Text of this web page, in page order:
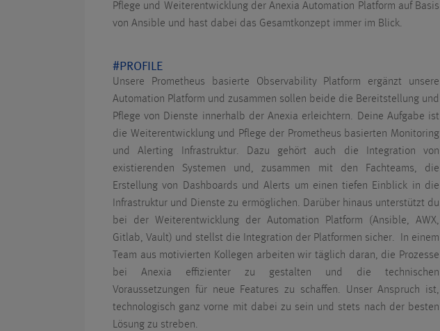
Pflege und Weiterentwicklung der Anexia Automation Platform auf Basis
von Ansible und hast dabei das Gesamtkonzept immer im Blick.
#PROFILE
Unsere Prometheus basierte Observability Platform ergänzt unsere
Automation Platform und zusammen sollen beide die Bereitstellung und
Pflege von Dienste innerhalb der Anexia erleichtern. Deine Aufgabe ist
die Weiterentwicklung und Pflege der Prometheus basierten Monitoring
und Alerting Infrastruktur. Dazu gehört auch die Integration von
existierenden Systemen und, zusammen mit den Fachteams, die
Erstellung von Dashboards und Alerts um einen tiefen Einblick in die
Infrastruktur und Dienste zu ermöglichen. Darüber hinaus unterstützt du
bei der Weiterentwicklung der Automation Platform (Ansible, AWX,
Gitlab, Vault) und stellst die Integration der Platformen sicher. In einem
Team aus motivierten Kollegen arbeiten wir täglich daran, die Prozesse
bei Anexia effizienter zu gestalten und die technischen
Voraussetzungen für neue Features zu schaffen. Unser Anspruch ist,
technologisch ganz vorne mit dabei zu sein und stets nach der besten
Lösung zu streben.